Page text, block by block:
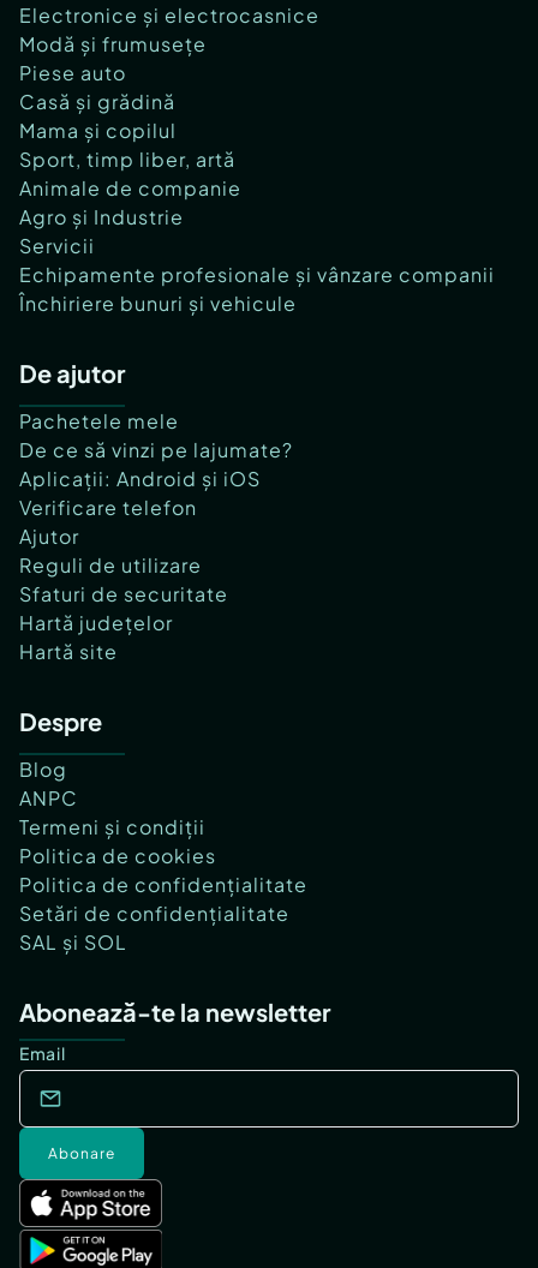
Electronice și electrocasnice
Modă și frumusețe
Piese auto
Casă și grădină
Mama și copilul
Sport, timp liber, artă
Animale de companie
Agro și Industrie
Servicii
Echipamente profesionale și vânzare companii
Închiriere bunuri și vehicule
De ajutor
Pachetele mele
De ce să vinzi pe lajumate?
Aplicații: Android și iOS
Verificare telefon
Ajutor
Reguli de utilizare
Sfaturi de securitate
Hartă județelor
Hartă site
Despre
Blog
ANPC
Termeni și condiții
Politica de cookies
Politica de confidențialitate
Setări de confidențialitate
SAL și SOL
Abonează-te la newsletter
Email
Abonare